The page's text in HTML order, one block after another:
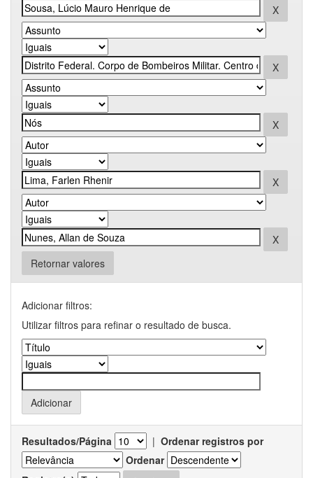
Retornar valores
Adicionar filtros:
Utilizar filtros para refinar o resultado de busca.
Resultados/Página | Ordenar registros por
Ordenar